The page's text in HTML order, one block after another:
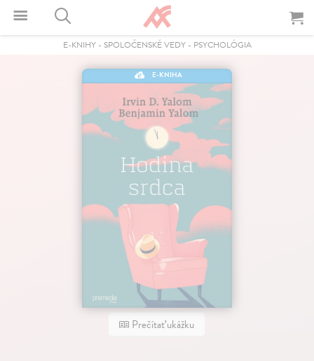
E-KNIHY- SPOLOČENSKÉ VEDY- PSYCHOLÓGIA
E-KNIHA
Prečítať ukážku